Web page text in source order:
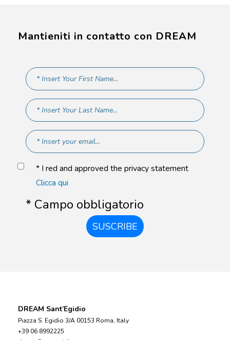
Mantieniti in contatto con DREAM
* I red and approved the privacy statement
Clicca qui
* Campo obbligatorio
SUSCRIBE
DREAM Sant’Egidio
Piazza S. Egidio 3/A 00153 Roma, Italy
+39 06 8992225